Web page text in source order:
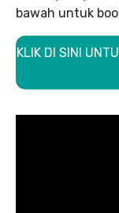
bawah untuk
KLIK DI SINI